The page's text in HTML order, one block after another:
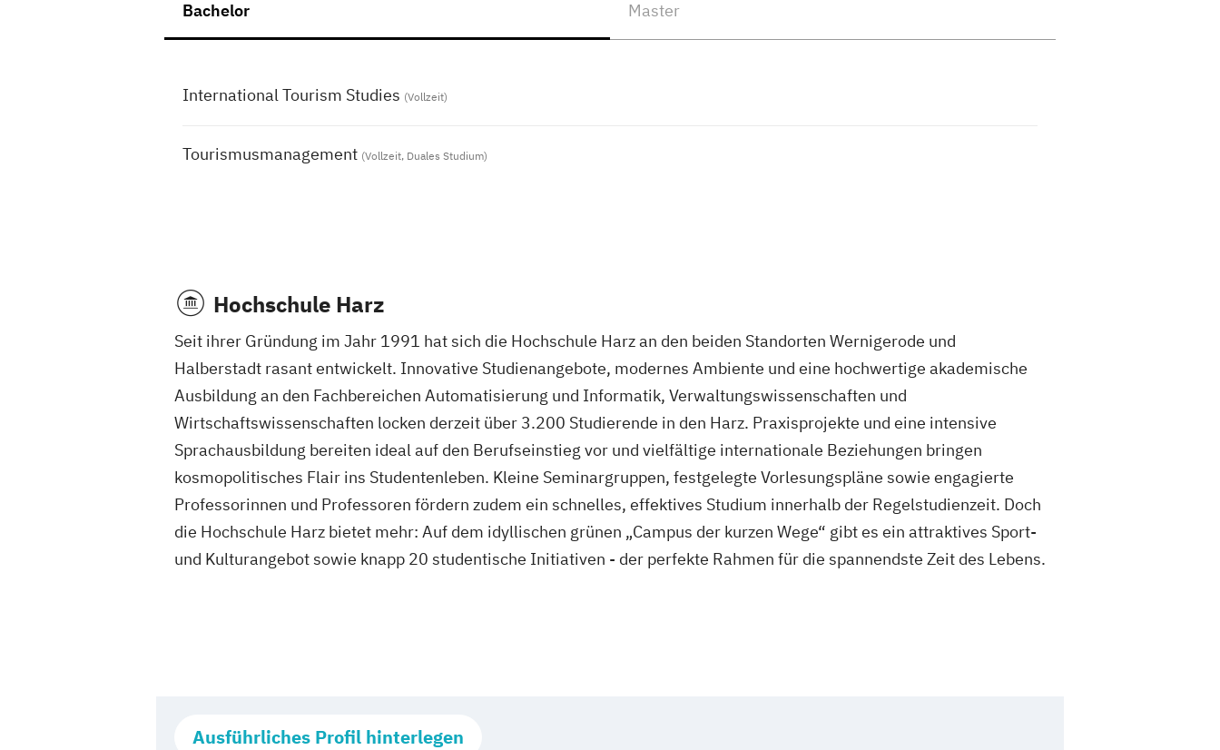
Bachelor Master
International Tourism Studies (Vollzeit)
Tourismusmanagement (Vollzeit, Duales Studium)
Hochschule Harz
Seit ihrer Gründung im Jahr 1991 hat sich die Hochschule Harz an den beiden Standorten Wernigerode und
Halberstadt rasant entwickelt. Innovative Studienangebote, modernes Ambiente und eine hochwertige akademische
Ausbildung an den Fachbereichen Automatisierung und Informatik, Verwaltungswissenschaften und
Wirtschaftswissenschaften locken derzeit über 3.200 Studierende in den Harz. Praxisprojekte und eine intensive
Sprachausbildung bereiten ideal auf den Berufseinstieg vor und vielfältige internationale Beziehungen bringen
kosmopolitisches Flair ins Studentenleben. Kleine Seminargruppen, festgelegte Vorlesungspläne sowie engagierte
Professorinnen und Professoren fördern zudem ein schnelles, effektives Studium innerhalb der Regelstudienzeit. Doch
die Hochschule Harz bietet mehr: Auf dem idyllischen grünen „Campus der kurzen Wege“ gibt es ein attraktives Sport-
und Kulturangebot sowie knapp 20 studentische Initiativen - der perfekte Rahmen für die spannendste Zeit des Lebens.
Ausführliches Profil hinterlegen